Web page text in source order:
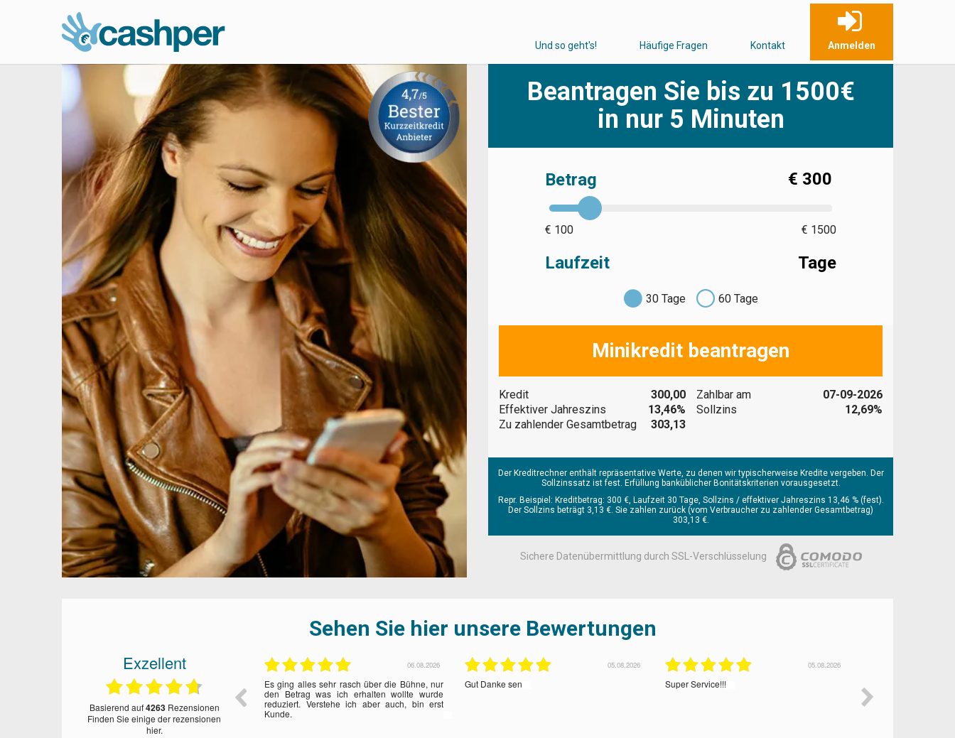
Und so geht's! Häufige Fragen Kontakt Anmelden
Beantragen Sie bis zu 1500€
in nur 5 Minuten
Betrag € 300
€ 100 € 1500
Laufzeit Tage
30 Tage 60 Tage
Minikredit beantragen
Kredit
300,00
Effektiver Jahreszins
13,46%
Zu zahlender Gesamtbetrag
303,13
Zahlbar am
07-09-2026
Sollzins
12,69%
Der Kreditrechner enthält repräsentative Werte, zu denen wir typischerweise Kredite vergeben. Der
Sollzinssatz ist fest. Erfüllung banküblicher Bonitätskriterien vorausgesetzt.
Repr. Beispiel: Kreditbetrag: 300 €, Laufzeit 30 Tage, Sollzins / effektiver Jahreszins 13,46 % (fest).
Der Sollzins beträgt 3,13 €. Sie zahlen zurück (vom Verbraucher zu zahlender Gesamtbetrag)
303,13 €.
Sichere Datenübermittlung durch SSL-Verschlüsselung
Sehen Sie hier unsere Bewertungen
Exzellent
basierend auf4263Rezensionen
finden Sie einige der rezensionen
hier.
Super Service!!!
05.08.2026
Schnell und proplemlos
05.08.2026
Sehr zufrieden.😃 Vielen Dank ❤️
30.07.2026
Es war eine tolle Erfahrung, wie ich Erfahren